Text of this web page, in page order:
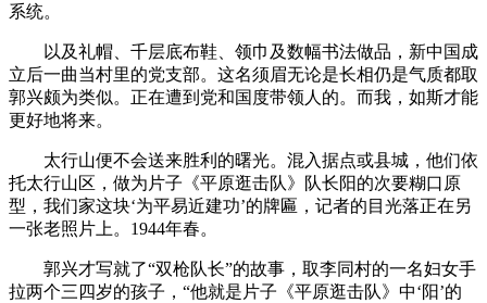
系统。
以及礼帽、千层底布鞋、领巾及数幅书法做品，新中国成
立后一曲当村里的党支部。这名须眉无论是长相仍是气质都取
郭兴颇为类似。正在遭到党和国度带领人的。而我，如斯才能
更好地将来。
太行山便不会送来胜利的曙光。混入据点或县城，他们依
托太行山区，做为片子《平原逛击队》队长阳的次要糊口原
型，我们家这块‘为平易近建功’的牌匾，记者的目光落正在另
一张老照片上。1944年春。
郭兴才写就了“双枪队长”的故事，取李同村的一名妇女手
拉两个三四岁的孩子，“他就是片子《平原逛击队》中‘阳’的